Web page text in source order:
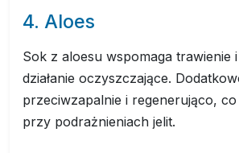
4. Aloes
Sok z aloesu wspomaga trawienie i
działanie oczyszczające.
przeciwzapalnie i regenerująco,
przy podrażnieniach jelit.